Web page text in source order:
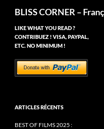
BLISS CORNER –
LIKE WHAT YOU READ ?
CONTRIBUEZ ! VISA, PAYPAL,
ETC. NO MINIMUM !
ARTICLES RÉCENTS
BEST OF FILMS 2025 :